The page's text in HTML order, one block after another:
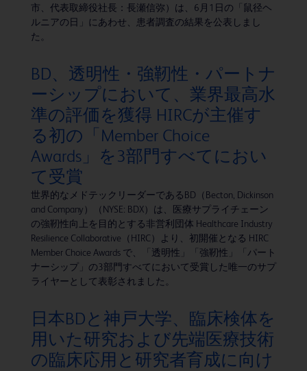
市、代表取締役社長：長瀬信弥）は、6月1日の「鼠径ヘ
ルニアの日」にあわせ、患者調査の結果を公表しまし
た。
BD、透明性・強靭性・パートナ
ーシップにおいて、業界最高水
準の評価を獲得 HIRCが主催す
る初の「Member Choice
Awards」を3部門すべてにおい
て受賞
世界的なメドテックリーダーであるBD（Becton, Dickinson
and Company）（NYSE: BDX）は、医療サプライチェーン
の強靭性向上を目的とする非営利団体 Healthcare Industry
Resilience Collaborative（HIRC）より、初開催となる HIRC
Member Choice Awards で、「透明性」「強靭性」「パート
ナーシップ」の3部門すべてにおいて受賞した唯一のサプ
ライヤーとして表彰されました。
日本BDと神戸大学、臨床検体を
用いた研究および先端医療技術
の臨床応用と研究者育成に向け